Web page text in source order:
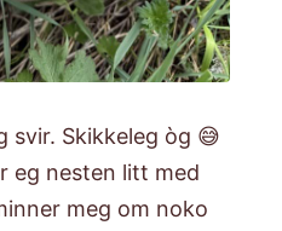
svir. Skikkeleg òg 😅
eg nesten litt med
meg om noko